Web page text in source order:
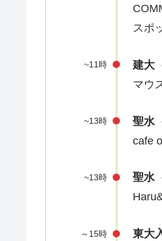
スポ
~11時
建大
マウ
~13時
聖水
cafe
~13時
聖水
～15時
東大